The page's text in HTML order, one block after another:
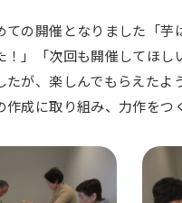
ての開催となりました「
！」「次回も開催してほ
たが、楽しんでもらえた
作成に取り組み、力作を